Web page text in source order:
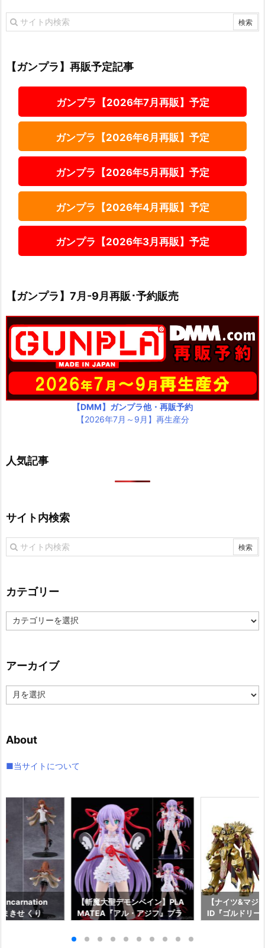
【ガンプラ】再販予定記事
ガンプラ【2026年7月再販】予定
ガンプラ【2026年6月再販】予定
ガンプラ【2026年5月再販】予定
ガンプラ【2026年4月再販】予定
ガンプラ【2026年3月再販】予定
【ガンプラ】7月-9月再販･予約販売
【DMM】ガンプラ他・再販予約
【2026年7月～9月】再生産分
人気記事
サイト内検索
カテゴリー
カ
テ
ー
アーカイブ
ー
ブ
About
■当サイトについて
きせ くり
【斬魔大聖デモンベイン】PLA
MATEA『アル・アジフ』プラ
ンパニー】より2027年4月発売
【ナイツ&マジ
ID『ゴルドリー